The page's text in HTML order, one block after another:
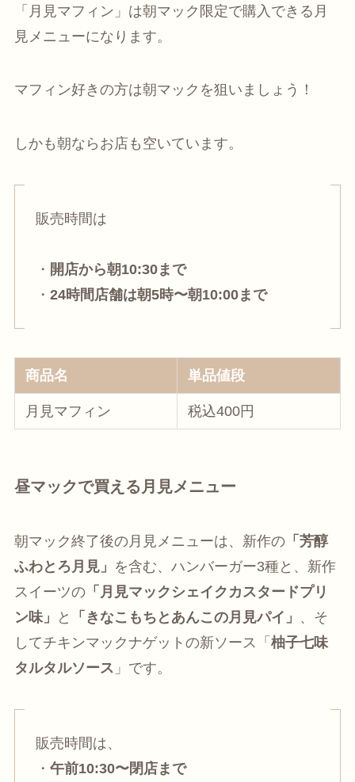
「月見マフィン」は朝マック限定で購入できる月
見メニューになります。
マフィン好きの方は朝マックを狙いましょう！
しかも朝ならお店も空いています。
販売時間は
・ 開店から朝10:30まで
・ 24時間店舗は朝5時〜朝10:00まで
商品名 単品値段
月見マフィン 税込400円
昼マックで買える月見メニュー
朝マック終了後の月見メニューは、新作の「芳醇
ふわとろ月見」 を含む、ハンバーガー3種と、新作
スイーツの「月見マックシェイクカスタードプリ
ン味」
と 「きなこもちとあんこの月見パイ」 、そ
してチキンマックナゲットの新ソース「 柚子七味
タルタルソース 」です。
販売時間は、
・ 午前10:30〜閉店まで